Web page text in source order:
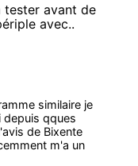
tester avant de
avec..
similaire je
depuis qques
de Bixente
m'a un